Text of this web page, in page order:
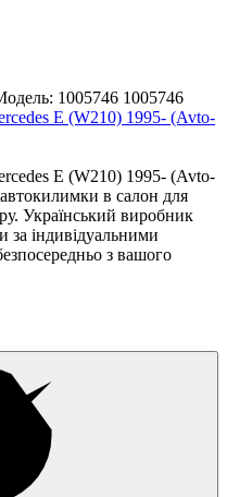
1005746 1005746
E (W210) 1995- (Avto-
E (W210) 1995- (Avto-
в салон для
Український виробник
індивідуальними
з вашого